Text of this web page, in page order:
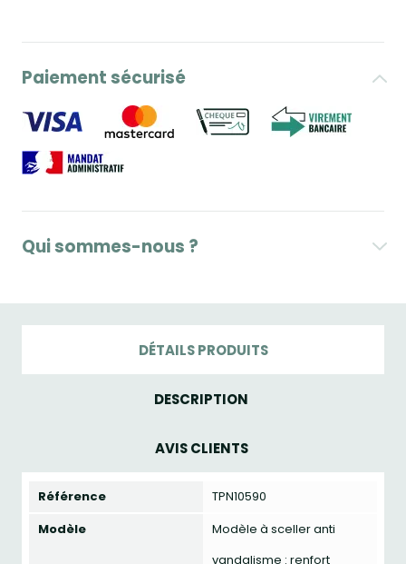
Paiement sécurisé
Qui sommes-nous ?
DÉTAILS PRODUITS
DESCRIPTION
AVIS CLIENTS
Référence
TPN10590
Modèle
Modèle à sceller anti
vandalisme : renfort